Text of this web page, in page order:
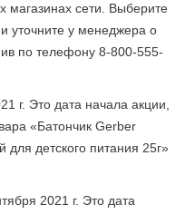
магазинах сети. Выберите
и уточните у менеджера о
по телефону 8-800-555-
г. Это дата начала акции,
«Батончик Gerber
детского питания 25г»
2021 г. Это дата